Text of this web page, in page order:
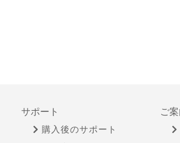
サポート
購入後のサポート
ご